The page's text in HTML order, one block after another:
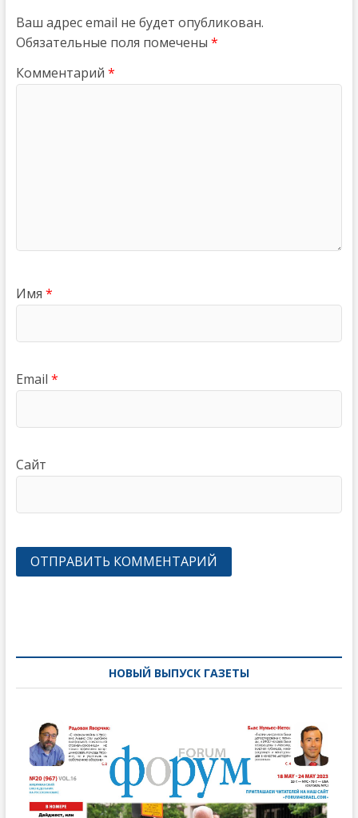
Ваш адрес email не будет опубликован.
Обязательные поля помечены *
Комментарий *
Имя *
Email *
Сайт
записямНОВЫЙ ВЫПУСК ГАЗЕТЫ